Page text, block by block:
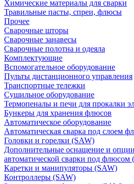
Химические материалы для сварки
Травильные пасты, спреи, флюсы
Прочее
Сварочные шторы
Сварочные занавесы
Сварочные полотна и одеяла
Комплектующие
Вспомогательное оборудование
Пульты дистанционного управления
Транспортные тележки
Сушильное оборудование
Термопеналы и печи для прокалки
Бункеры для хранения флюсов
Автоматическое оборудование
Автоматическая сварка под слоем
Головки и горелки (SAW)
Дополнительные оснащение и
автоматической сварки под флюсом
Каретки и манипуляторы (SAW)
Контроллеры (SAW)